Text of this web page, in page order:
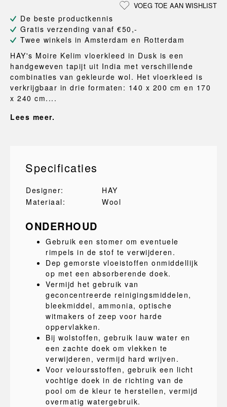
VOEG TOE AAN WISHLIST
De beste productkennis
Gratis verzending vanaf €50,-
Twee winkels in Amsterdam en Rotterdam
HAY's Moire Kelim vloerkleed in Dusk is een
handgeweven tapijt uit India met verschillende
combinaties van gekleurde wol. Het vloerkleed is
verkrijgbaar in drie formaten: 140 x 200 cm en 170
x 240 cm....
Lees meer.
Specificaties
Designer:
HAY
Materiaal:
Wool
ONDERHOUD
Gebruik een stomer om eventuele
rimpels in de stof te verwijderen.
Dep gemorste vloeistoffen onmiddellijk
op met een absorberende doek.
Vermijd het gebruik van
geconcentreerde reinigingsmiddelen,
bleekmiddel, ammonia, optische
witmakers of zeep voor harde
oppervlakken.
Bij wolstoffen, gebruik lauw water en
een zachte doek om vlekken te
verwijderen, vermijd hard wrijven.
Voor veloursstoffen, gebruik een licht
vochtige doek in de richting van de
pool om de kleur te herstellen, vermijd
overmatig watergebruik.